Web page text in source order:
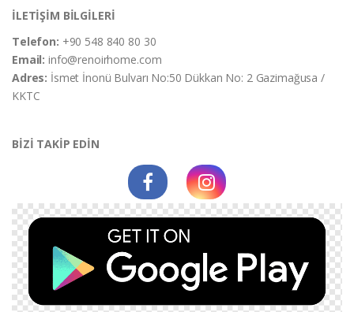
İLETİŞİM BİLGİLERİ
Telefon: +90 548 840 80 30
Email:info@renoirhome.com
Adres: İsmet İnonü Bulvarı No:50 Dükkan No: 2 Gazimağusa /
KKTC
BİZİ TAKİP EDİN